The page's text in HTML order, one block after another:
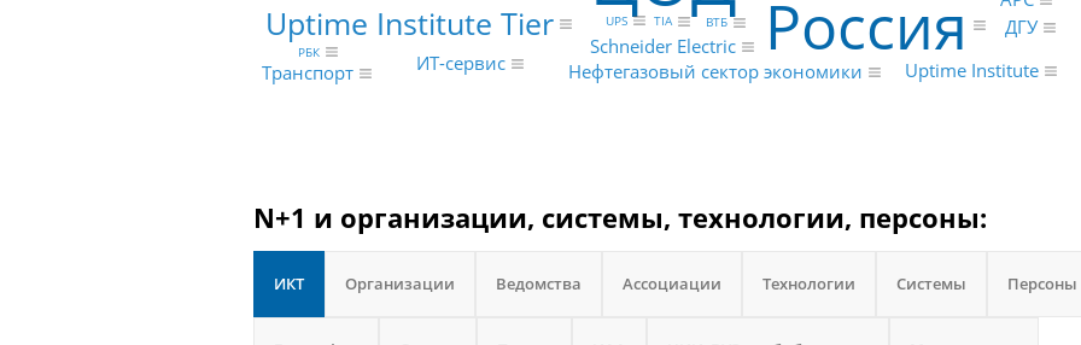
Россия
Uptime Institute Tier
Schneider Electric
Транспорт
ИТ-сервис Нефтегазовый сектор экономики Uptime Institute
ДГУ
UPS
TIA
ВТБ
РБК
N+1 и организации, системы, технологии, персоны:
ИКТ Организации Ведомства Ассоциации Технологии Системы Персоны